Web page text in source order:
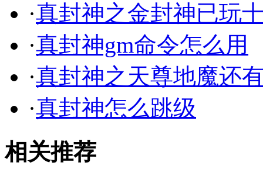
·真封神之金封神已玩
·真封神gm命令怎么用
·真封神之天尊地魔还
·真封神怎么跳级
相关推荐